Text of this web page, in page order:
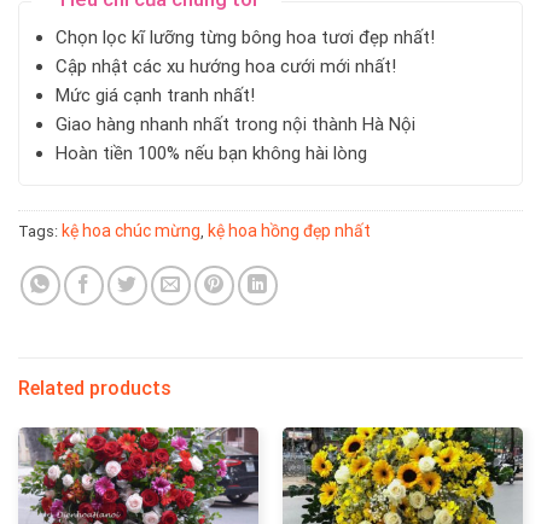
Chọn lọc kĩ lưỡng từng bông hoa tươi đẹp nhất!
Cập nhật các xu hướng hoa cưới mới nhất!
Mức giá cạnh tranh nhất!
Giao hàng nhanh nhất trong nội thành Hà Nội
Hoàn tiền 100% nếu bạn không hài lòng
Tags: kệ hoa chúc mừng kệ hoa hồng đẹp nhất
Related products